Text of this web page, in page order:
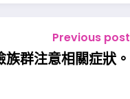
Previous post
群注意相關症狀。